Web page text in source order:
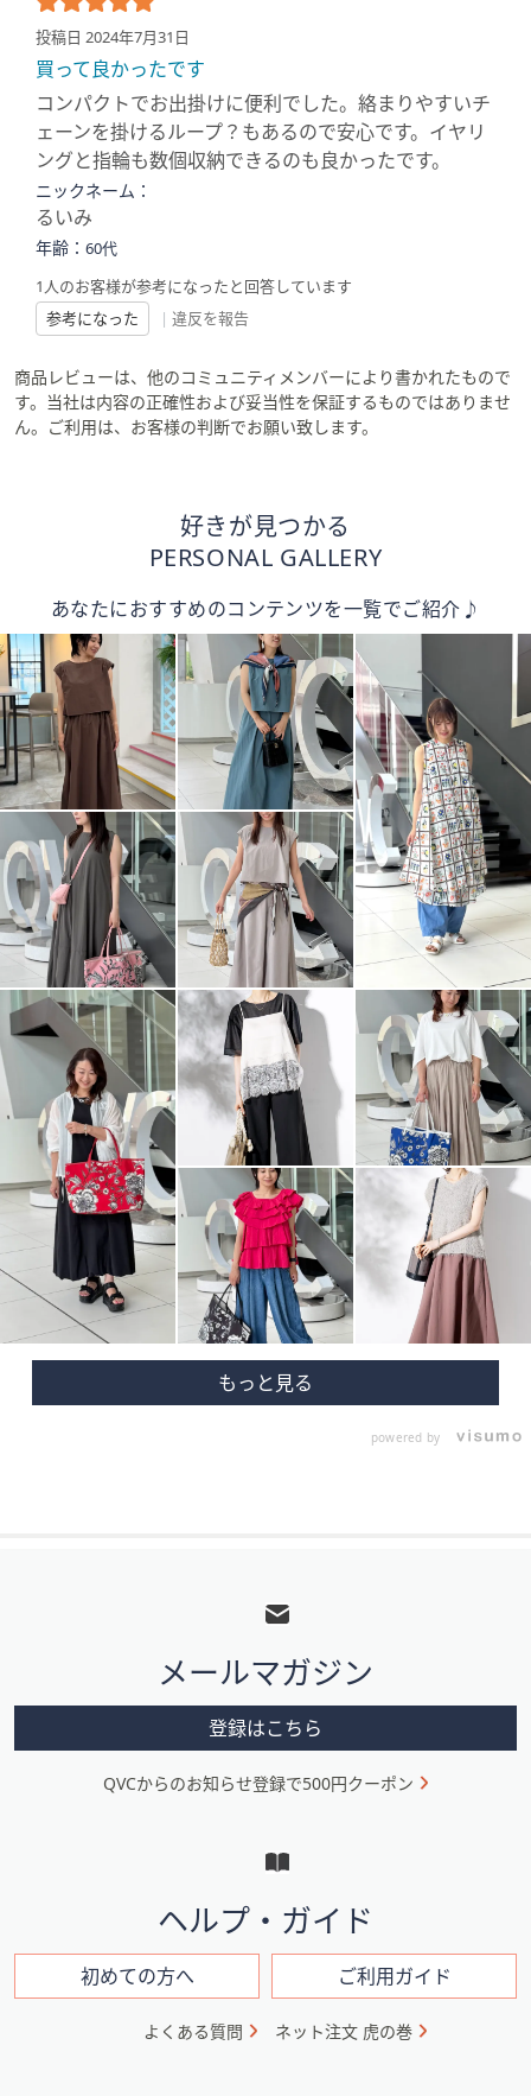
投稿日 2024年7月31日
買って良かったです
コンパクトでお出掛けに便利でした。絡まりやすいチ
ェーンを掛けるループ？もあるので安心です。イヤリ
ングと指輪も数個収納できるのも良かったです。
ニックネーム：
るいみ
年齢： 60代
1人のお客様が参考になったと回答しています
参考になった
| 違反を報告
商品レビューは、他のコミュニティメンバーにより書かれたもので
す。当社は内容の正確性および妥当性を保証するものではありませ
ん。ご利用は、お客様の判断でお願い致します。
好きが見つかる
PERSONAL GALLERY
あなたにおすすめのコンテンツを一覧でご紹介♪
powered by
メ
ニ
ン
メールマガジン
登録はこちら
QVCからのお知らせ登録で500円クーポン
ヘルプ・ガイド
初めての方へ ご利用ガイド
よくある質問 ネット注文 虎の巻